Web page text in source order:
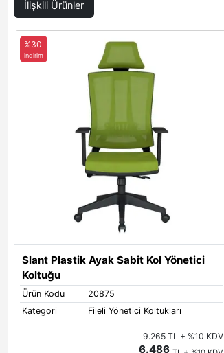
İlişkili Ürünler
Slant Plastik Ayak Sabit Kol Yönetici
Koltuğu
Ürün Kodu
20875
Kategori
Fileli Yönetici Koltukları
%30
indirim
9.265 TL + %10 KDV
6.486